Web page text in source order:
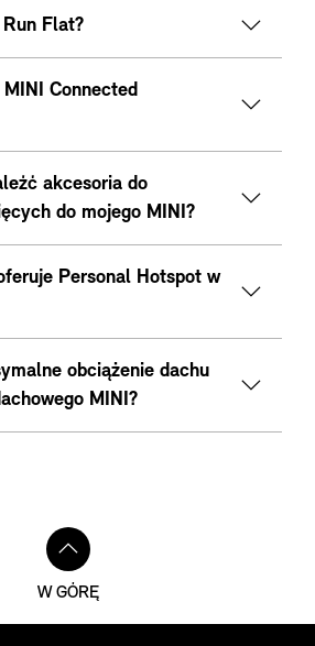
Flat?
MINI Connected
akcesoria do
do mojego MINI?
Personal Hotspot w
obciążenie dachu
MINI?
W GÓRĘ